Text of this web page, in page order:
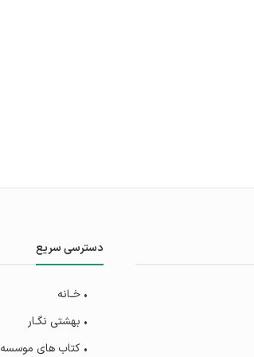
دسترسی سریع
• خـانه
• بهشتی‌ نگـار
• کتاب های موسسه